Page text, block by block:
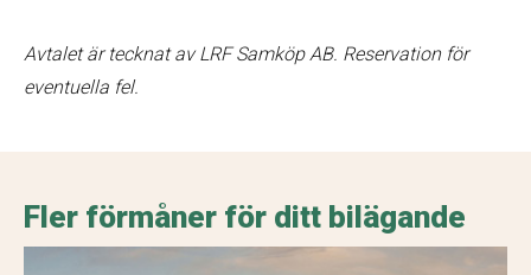
Avtalet är tecknat av LRF Samköp AB. Reservation för
eventuella fel.
Fler förmåner för ditt bilägande